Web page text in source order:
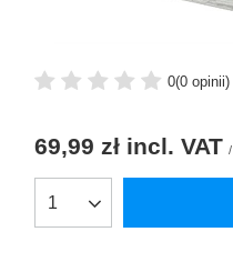
0(0 opinii)
69,99 zł incl. VAT /